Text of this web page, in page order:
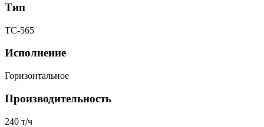
Тип
ТС-565
Исполнение
Горизонтальное
Производительность
240 т/ч